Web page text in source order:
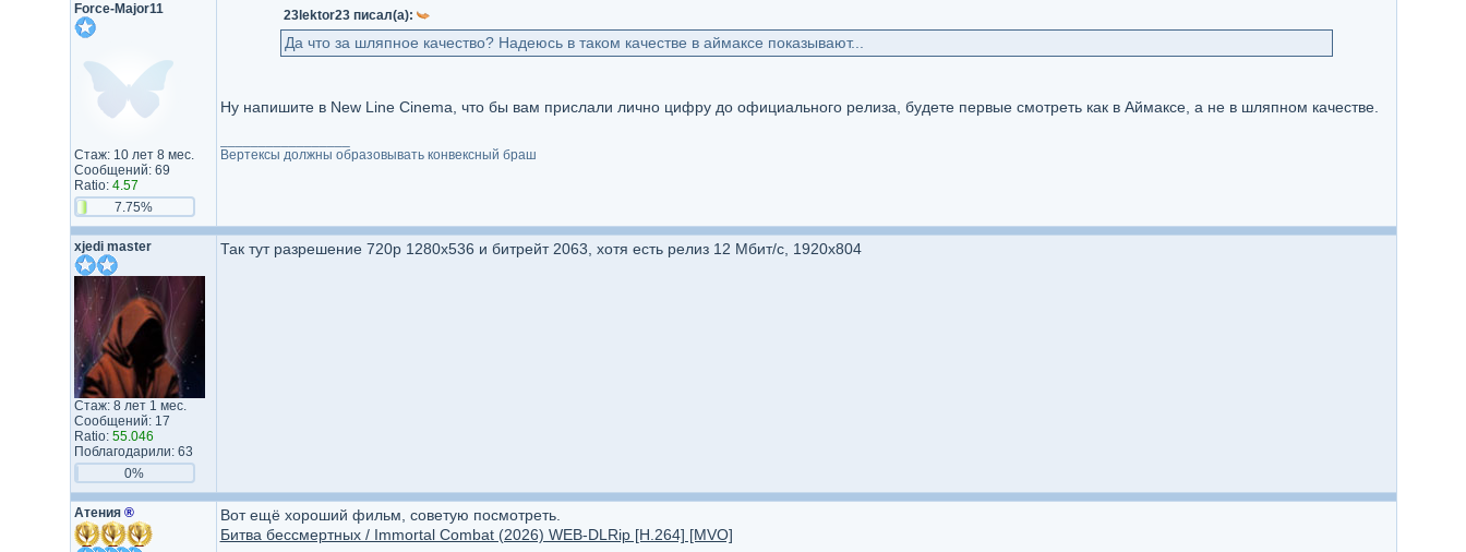
Force-Major11
Стаж: 10 лет 8 мес.
Сообщений: 69
Ratio: 4.57
7.75%
23lektor23 писал(а):
Да что за шляпное качество? Надеюсь в таком качестве в аймаксе показывают...
Ну напишите в New Line Cinema, что бы вам прислали лично цифру до официального релиза, будете первые смотреть как в Аймаксе, а не в шляпном качестве.
Вертексы должны образовывать конвексный браш
xjedi master
Стаж: 8 лет 1 мес.
Сообщений: 17
Ratio: 55.046
Поблагодарили: 63
0%
Так тут разрешение 720p 1280x536 и битрейт 2063, хотя есть релиз 12 Мбит/с, 1920x804
Атения ®
Вот ещё хороший фильм, советую посмотреть.
Битва бессмертных / Immortal Combat (2026) WEB-DLRip [H.264] [MVO]